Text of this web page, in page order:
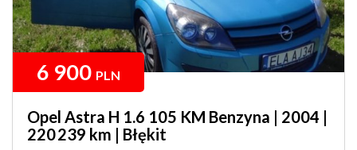
6 900 PLN
Opel Astra H 1.6 105 KM Benzyna | 2004 |
220 239 km | Błękit